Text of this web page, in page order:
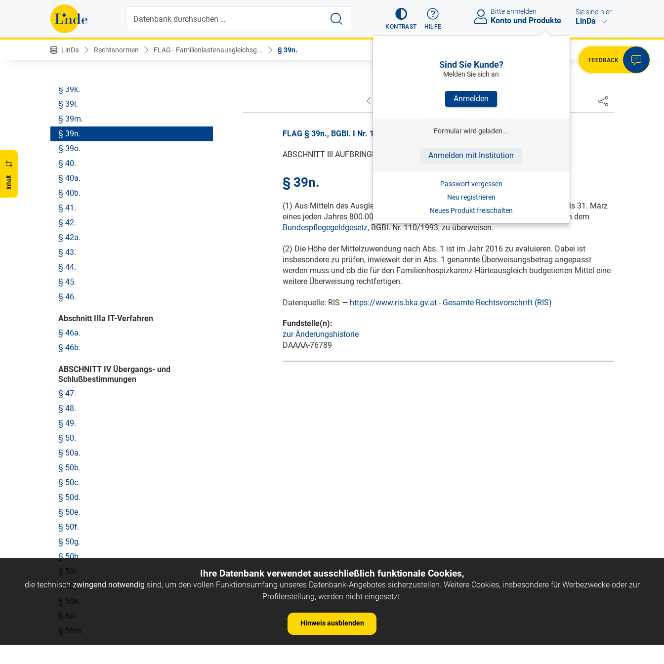
KONTRAST HILFE
Bitte anmelden
Konto und Produkte
Sind Sie Kunde?
Melden Sie sich an
Anmelden
Formular wird geladen...
Anmelden mit Institution
Passwort vergessen
Neu registrieren
Neues Produkt freischalten
Sie sind hier:
LinDa
LinDa Rechtsnormen FLAG - Familienlastenausgleichsg... § 39n.
FEEDBACK
Inhalt
§ 39f.
§ 39g.
§ 39h.
§ 39k.
§ 39l.
§ 39m.
§ 39n.
§ 39o.
§ 40.
§ 40a.
§ 40b.
§ 41.
§ 42.
§ 42a.
§ 43.
§ 44.
§ 45.
§ 46.
Abschnitt IIIa IT-Verfahren
§ 46a.
§ 46b.
ABSCHNITT IV Übergangs- und
Schlußbestimmungen
§ 47.
§ 48.
§ 49.
§ 50.
§ 50a.
§ 50b.
§ 50c.
§ 50d.
§ 50e.
§ 50f.
§ 50g.
§ 50h.
§ 50i.
§ 50j.
§ 50k.
§ 50l.
§ 50m.
§ 50n.
NÄCHSTER
FLAG § 39n., BGBl. I Nr. 138/2013, gültig ab 01.01.2014
ABSCHNITT III AUFBRINGUNG DER MITTEL
§ 39n.
(1) Aus Mitteln des Ausgleichsfonds für Familienbeihilfen sind dem Bund bis jeweils 31. März
eines jeden Jahres 800.000 € zu den Aufwendungen für das Pflegekarenzgeld nach dem
Bundespflegegeldgesetz, BGBl. Nr. 110/1993, zu überweisen.
(2) Die Höhe der Mittelzuwendung nach Abs. 1 ist im Jahr 2016 zu evaluieren. Dabei ist
insbesondere zu prüfen, inwieweit der in Abs. 1 genannte Überweisungsbetrag angepasst
werden muss und ob die für den Familienhospizkarenz-Härteausgleich budgetierten Mittel eine
weitere Überweisung rechtfertigen.
Datenquelle: RIS — https://www.ris.bka.gv.at - Gesamte Rechtsvorschrift (RIS)
Fundstelle(n):
zur Änderungshistorie
DAAAA-76789
Ihre Datenbank verwendet ausschließlich funktionale Cookies,
die technischzwingend notwendig sind, um den vollen Funktionsumfang unseres Datenbank-Angebotes sicherzustellen. Weitere Cookies, insbesondere für Werbezwecke oder zur
Profilerstellung, werden nicht eingesetzt.
Hinweis ausblenden